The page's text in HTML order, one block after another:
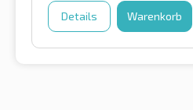
Details Warenkorb